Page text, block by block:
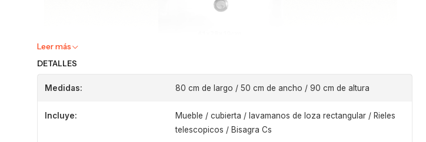
Leer más
DETALLES
Medidas: 80 cm de largo / 50 cm de ancho / 90 cm de altura
Incluye:
Mueble / cubierta / lavamanos de loza rectangular / Rieles
telescopicos / Bisagra Cs